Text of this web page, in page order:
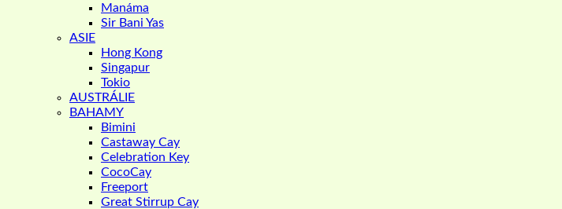
Manáma
Sir Bani Yas
ASIE
Hong Kong
Singapur
Tokio
AUSTRÁLIE
BAHAMY
Bimini
Castaway Cay
Celebration Key
CocoCay
Freeport
Great Stirrup Cay